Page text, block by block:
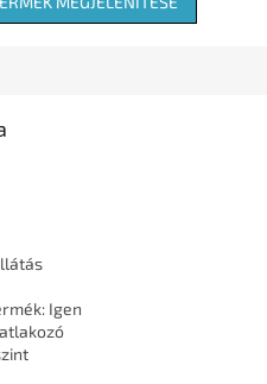
Igen